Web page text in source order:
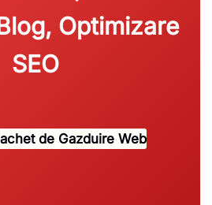
Optimizare
SEO
de Gazduire Web